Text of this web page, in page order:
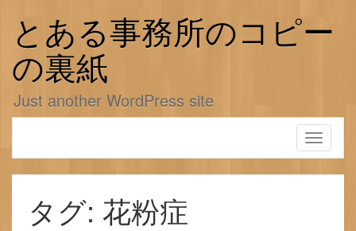
とある事務所のコピー
の裏紙
Just another WordPress site
Toggle
タグ: 花粉症